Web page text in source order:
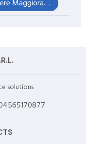
Michele PELLEGRINI - Consigliere Maggioranza – Presidente del Consiglio
solutions